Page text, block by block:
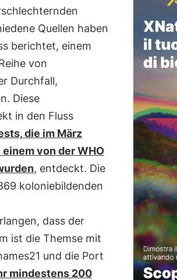
Quellen haben
berichtet, einem
von
Durchfall,
Diese
in den Fluss
die im März
von der WHO
, entdeckt. Die
koloniebildenden
dass der
ist die Themse mit
und die Port
mindestens 200